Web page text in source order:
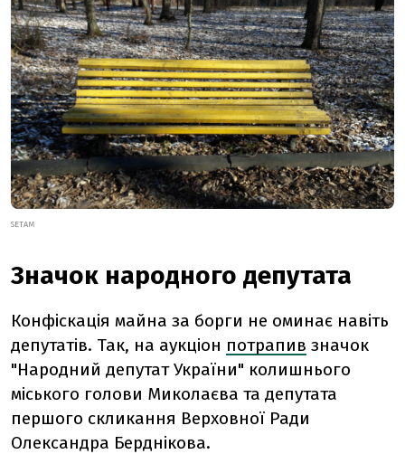
SETAM
Значок народного депутата
Конфіскація майна за борги не оминає навіть
депутатів. Так, на аукціон потрапив значок
"Народний депутат України" колишнього
міського голови Миколаєва та депутата
першого скликання Верховної Ради
Олександра Берднікова.